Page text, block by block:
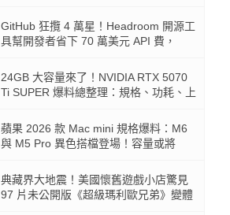
GitHub 狂攬 4 萬星！Headroom 開源工
具幫開發者省下 70 萬美元 API 費，
24GB 大容量來了！NVIDIA RTX 5070
Ti SUPER 爆料總整理：規格、功耗、上
蘋果 2026 款 Mac mini 規格爆料：M6
與 M5 Pro 異色搭檔登場！容量或將
典藏界大地震！美國懷舊遊戲小店驚見
97 片未公開版《超級瑪利歐兄弟》變體